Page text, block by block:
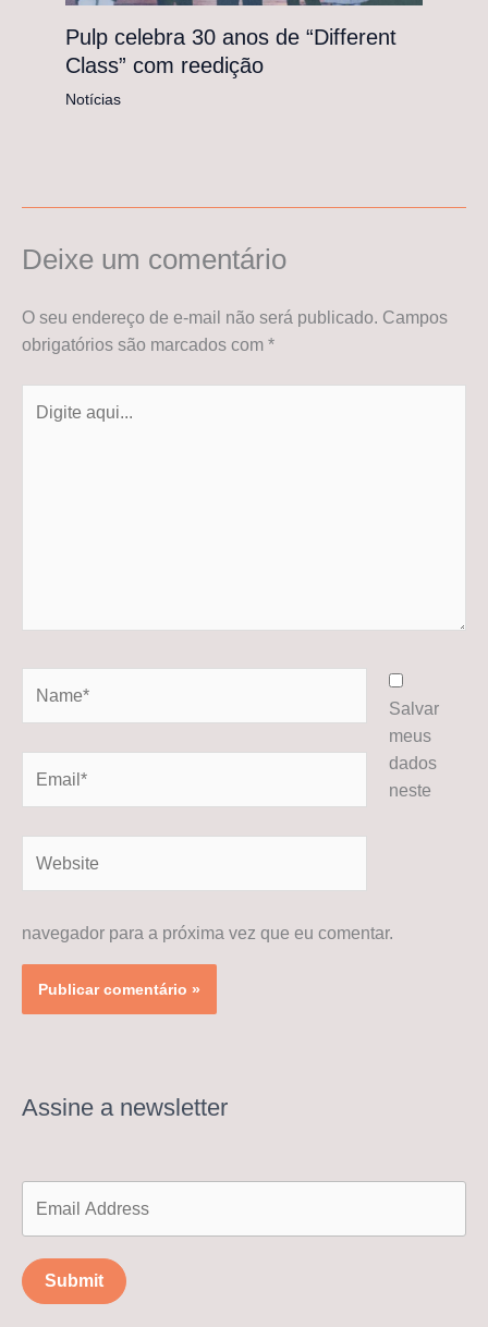
Pulp celebra 30 anos de “Different
Class” com reedição
Notícias
Deixe um comentário
O seu endereço de e-mail não será publicado. Campos
obrigatórios são marcados com *
aqui...
Salvar
meus
dados
neste
navegador para a próxima vez que eu comentar.
Assine a newsletter
Submit